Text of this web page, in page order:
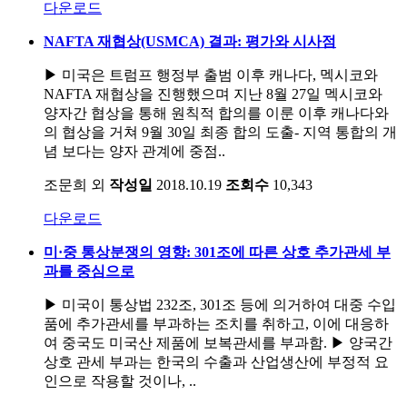
다운로드
NAFTA 재협상(USMCA) 결과: 평가와 시사점
▶ 미국은 트럼프 행정부 출범 이후 캐나다, 멕시코와
NAFTA 재협상을 진행했으며 지난 8월 27일 멕시코와
양자간 협상을 통해 원칙적 합의를 이룬 이후 캐나다와
의 협상을 거쳐 9월 30일 최종 합의 도출- 지역 통합의 개
념 보다는 양자 관계에 중점..
조문희 외 작성일 2018.10.19 조회수 10,343
다운로드
미·중 통상분쟁의 영향: 301조에 따른 상호 추가관세 부
과를 중심으로
▶ 미국이 통상법 232조, 301조 등에 의거하여 대중 수입
품에 추가관세를 부과하는 조치를 취하고, 이에 대응하
여 중국도 미국산 제품에 보복관세를 부과함. ▶ 양국간
상호 관세 부과는 한국의 수출과 산업생산에 부정적 요
인으로 작용할 것이나, ..